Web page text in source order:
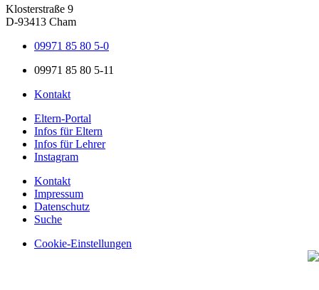
Klosterstraße 9
D-93413 Cham
09971 85 80 5-0
09971 85 80 5-11
Kontakt
Eltern-Portal
Infos für Eltern
Infos für Lehrer
Instagram
Kontakt
Impressum
Datenschutz
Suche
Cookie-Einstellungen